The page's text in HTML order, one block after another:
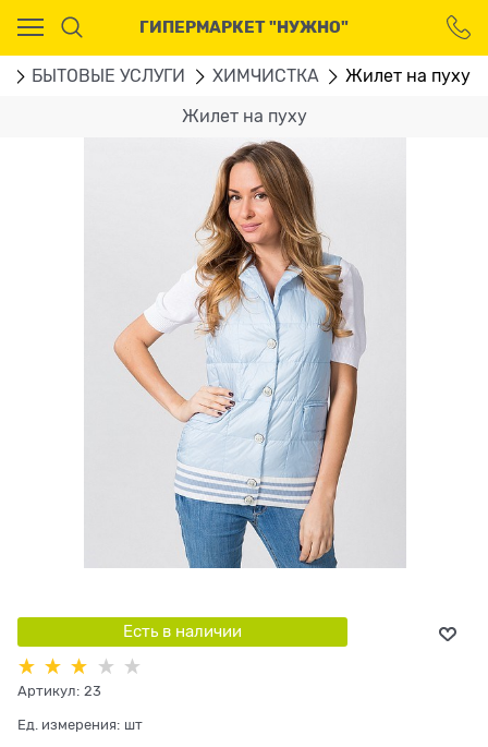
ГИПЕРМАРКЕТ "НУЖНО"
БЫТОВЫЕ УСЛУГИ ХИМЧИСТКА Жилет на пуху
Жилет на пуху
Есть в наличии
Артикул: 23
Ед. измерения: шт
Ваш город - Москва,
угадали?
ДА НЕТ